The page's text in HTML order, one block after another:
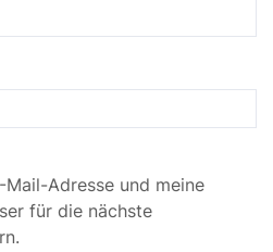
Mail-Adresse und meine
für die nächste